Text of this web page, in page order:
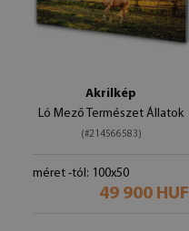
Akrilkép
Ló Mező Természet Állatok
(#214566583)
méret -tól: 100x50
49 900 HUF